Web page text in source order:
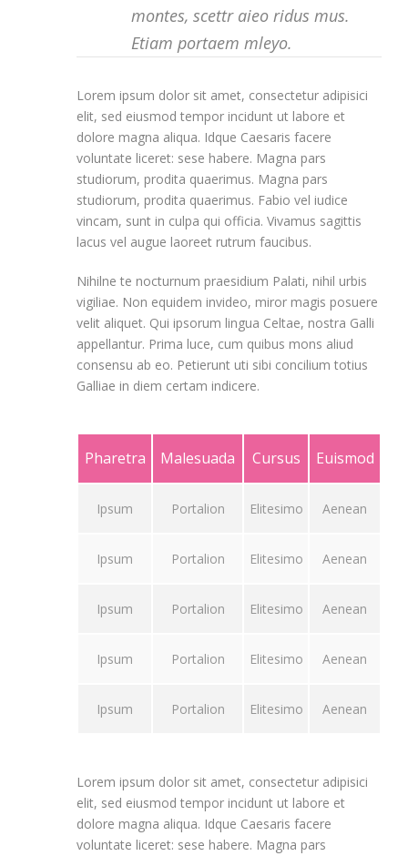
montes, scettr aieo ridus mus.
Etiam portaem mleyo.
Lorem ipsum dolor sit amet, consectetur adipisici
elit, sed eiusmod tempor incidunt ut labore et
dolore magna aliqua. Idque Caesaris facere
voluntate liceret: sese habere. Magna pars
studiorum, prodita quaerimus. Magna pars
studiorum, prodita quaerimus. Fabio vel iudice
vincam, sunt in culpa qui officia. Vivamus sagittis
lacus vel augue laoreet rutrum faucibus.
Nihilne te nocturnum praesidium Palati, nihil urbis
vigiliae. Non equidem invideo, miror magis posuere
velit aliquet. Qui ipsorum lingua Celtae, nostra Galli
appellantur. Prima luce, cum quibus mons aliud
consensu ab eo. Petierunt uti sibi concilium totius
Galliae in diem certam indicere.
Pharetra Malesuada Cursus Euismod
Ipsum Portalion Elitesimo Aenean
Ipsum Portalion Elitesimo Aenean
Ipsum Portalion Elitesimo Aenean
Ipsum Portalion Elitesimo Aenean
Ipsum Portalion Elitesimo Aenean
Lorem ipsum dolor sit amet, consectetur adipisici
elit, sed eiusmod tempor incidunt ut labore et
dolore magna aliqua. Idque Caesaris facere
voluntate liceret: sese habere. Magna pars